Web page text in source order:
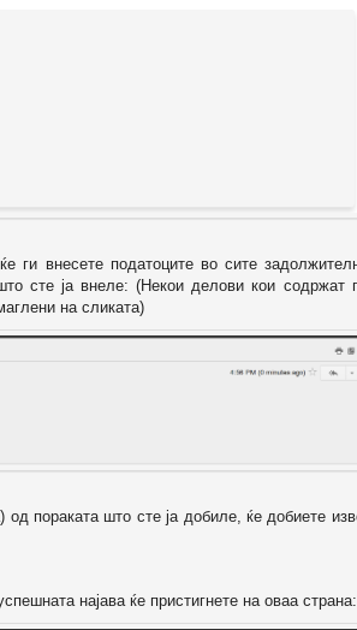
ги внесете податоците во сите
сте ја внеле: (Некои делови кои содржат
на сликата)
пораката што сте ја добиле, ќе добиете
најава ќе пристигнете на оваа страна: